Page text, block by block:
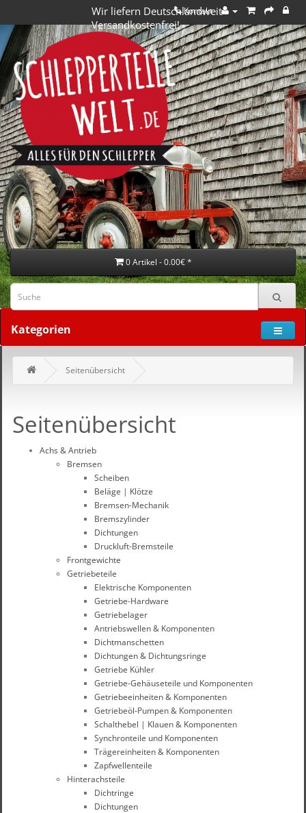
Wir liefern Deutschlandweit
Versandkostenfrei!
Kontakt
0 Artikel - 0.00€ *
Kategorien
Seitenübersicht
Seitenübersicht
Achs & Antrieb
Bremsen
Scheiben
Beläge | Klötze
Bremsen-Mechanik
Bremszylinder
Dichtungen
Druckluft-Bremsteile
Frontgewichte
Getriebeteile
Elektrische Komponenten
Getriebe-Hardware
Getriebelager
Antriebswellen & Komponenten
Dichtmanschetten
Dichtungen & Dichtungsringe
Getriebe Kühler
Getriebe-Gehäuseteile und Komponenten
Getriebeeinheiten & Komponenten
Getriebeöl-Pumpen & Komponenten
Schalthebel | Klauen & Komponenten
Synchronteile und Komponenten
Trägereinheiten & Komponenten
Zapfwellenteile
Hinterachsteile
Dichtringe
Dichtungen